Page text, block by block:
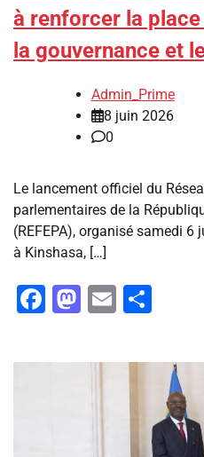
à renforcer la
la gouvernance et
Admin_Prime
8 juin 2026
0
Le lancement officiel du
parlementaires de la
(REFEPA), organisé samedi
à Kinshasa, […]
Facebook
Mastodon
Email